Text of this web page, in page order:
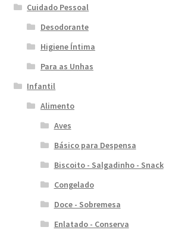
Cuidado Pessoal
Desodorante
Higiene Íntima
Para as Unhas
Infantil
Alimento
Aves
Básico para Despensa
Biscoito - Salgadinho - Snack
Congelado
Doce - Sobremesa
Enlatado - Conserva